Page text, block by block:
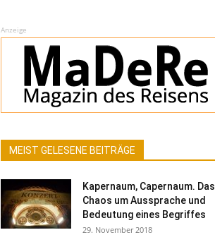
Anzeige
MEIST GELESENE BEITRÄGE
Kapernaum, Capernaum. Das
Chaos um Aussprache und
Bedeutung eines Begriffes
29. November 2018